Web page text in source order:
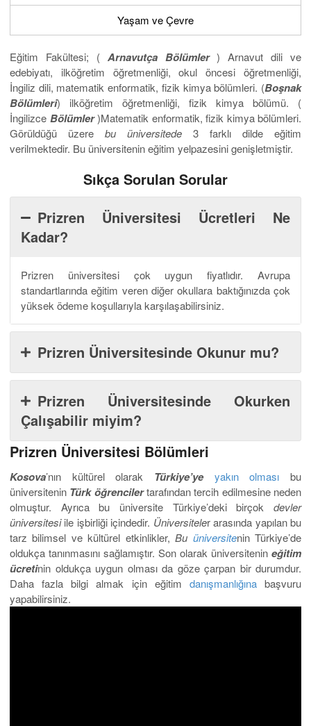
Yaşam ve Çevre
Eğitim Fakültesi; ( Arnavutça Bölümler) Arnavut dili ve
edebiyatı, ilköğretim öğretmenliği, okul öncesi öğretmenliği,
İngiliz dili, matematik enformatik, fizik kimya bölümleri. (Boşnak
Bölümleri) ilköğretim öğretmenliği, fizik kimya bölümü. (
İngilizce Bölümler)Matematik enformatik, fizik kimya bölümleri.
Görüldüğü üzere bu üniversitede 3 farklı dilde eğitim
verilmektedir. Bu üniversitenin eğitim yelpazesini genişletmiştir.
Sıkça Sorulan Sorular
Prizren Üniversitesi Ücretleri Ne
Kadar?
Prizren üniversitesi çok uygun fiyatlıdır. Avrupa
standartlarında eğitim veren diğer okullara baktığınızda çok
yüksek ödeme koşullarıyla karşılaşabilirsiniz.
Prizren Üniversitesinde Okunur mu?
Prizren Üniversitesinde Okurken
Çalışabilir miyim?
Prizren Üniversitesi Bölümleri
Kosova’nın kültürel olarak Türkiye’ye yakın olması bu
üniversitenin Türk öğrencilertarafından tercih edilmesine neden
olmuştur. Ayrıca bu üniversite Türkiye’deki birçok devler
üniversitesiile işbirliği içindedir. Üniversiteler arasında yapılan bu
tarz bilimsel ve kültürel etkinlikler,Bu üniversitenin Türkiye’de
oldukça tanınmasını sağlamıştır. Son olarak üniversitenin eğitim
ücretinin oldukça uygun olması da göze çarpan bir durumdur.
Daha fazla bilgi almak için eğitim danışmanlığınabaşvuru
yapabilirsiniz.